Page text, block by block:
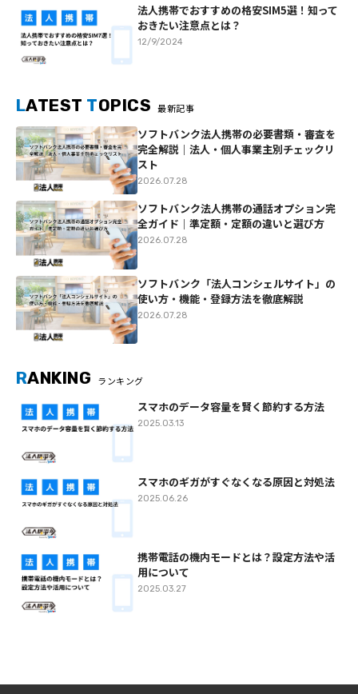
法人携帯でおすすめの格安SIM5選！知って
おきたい注意点とは？
12/9/2024
LATEST TOPICS 最新記事
ソフトバンク法人携帯の必要書類・審査を
完全解説｜法人・個人事業主別チェックリ
スト
2026.07.28
ソフトバンク法人携帯の通話オプション完
全ガイド｜準定額・定額の違いと選び方
2026.07.28
ソフトバンク「法人コンシェルサイト」の
使い方・機能・登録方法を徹底解説
2026.07.28
RANKING ランキング
スマホのデータ容量を賢く節約する方法
2025.03.13
スマホのギガがすぐなくなる原因と対処法
2025.06.26
携帯電話の機内モードとは？設定方法や活
用について
2025.03.27